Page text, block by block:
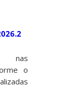
nas
o